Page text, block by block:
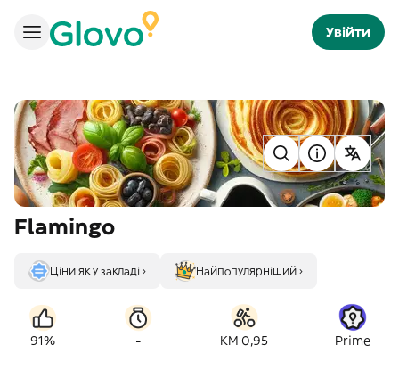
Увійти
Flamingo
Ціни як у закладі › Найпопулярніший ›
91% - KM 0,95 Prime